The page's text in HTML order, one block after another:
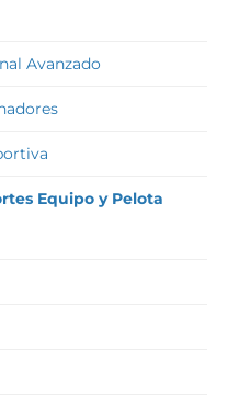
Avanzado
Equipo y Pelota